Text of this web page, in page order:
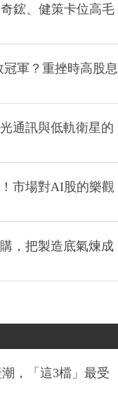
鋐、健策卡位高毛
軍？重挫時高股息
通訊與低軌衛星的
市場對AI股的樂觀
，把製造底氣煉成
，「這3檔」最受